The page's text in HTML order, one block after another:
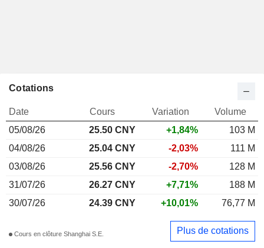
Cotations
Date Cours Variation
Volume
05/08/26
25.50 CNY +1,84%
103 M
04/08/26
25.04 CNY -2,03%
111 M
03/08/26
25.56 CNY -2,70%
128 M
31/07/26
26.27 CNY +7,71%
188 M
30/07/26
24.39 CNY +10,01% 76,77 M
Cours en clôture Shanghai S.E. Plus de cotations